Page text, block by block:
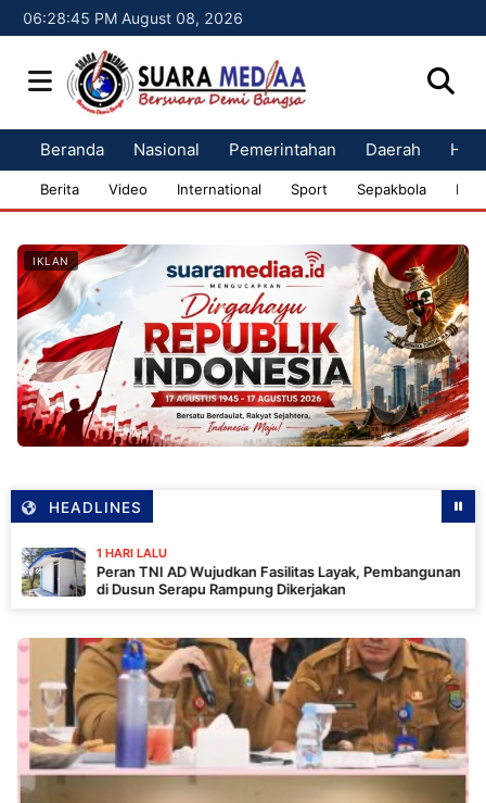
06:28:46 PM August 08, 2026
Beranda Nasional Pemerintahan Daerah
Berita Video International Sport Sepakbola
IKLAN
HEADLINES
1 HARI LALU
Peran TNI AD Wujudkan Fasilitas Layak, Pembangunan MCK
di Dusun Serapu Rampung Dikerjakan